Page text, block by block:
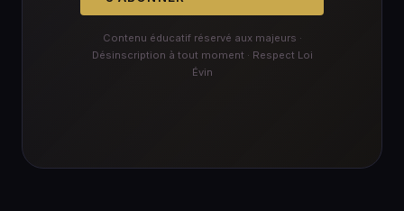
Contenu éducatif réservé aux majeurs ·
Désinscription à tout moment · Respect Loi
Évin